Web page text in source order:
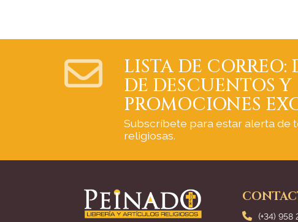
LISTA DE CORREO:
DE DESCUENTOS Y
PROMOCIONES
Subscríbete para estar alerta de
religiosas.
(+34) 958